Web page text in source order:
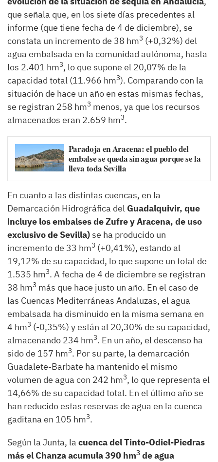
que señala que, en los siete días precedentes al
informe (que tiene fecha de 4 de diciembre), se
constata un incremento de 38 hm3 (+0,32%) del
agua embalsada en la comunidad autónoma, hasta
los 2.401 hm3, lo que supone el 20,07% de la
capacidad total (11.966 hm3). Comparando con la
situación de hace un año en estas mismas fechas,
se registran 258 hm3 menos, ya que los recursos
almacenados eran 2.659 hm3.
Paradoja en Aracena: el pueblo del
embalse se queda sin agua porque se la
lleva toda Sevilla
En cuanto a las distintas cuencas, en la
Demarcación Hidrográfica del Guadalquivir, que
incluye los embalses de Zufre y Aracena, de uso
exclusivo de Sevilla)se ha producido un
incremento de 33 hm3 (+0,41%), estando al
19,12% de su capacidad, lo que supone un total de
1.535 hm3. A fecha de 4 de diciembre se registran
38 hm3 más que hace justo un año. En el caso de
las Cuencas Mediterráneas Andaluzas, el agua
embalsada ha disminuido en la misma semana en
4 hm3 (-0,35%) y están al 20,30% de su capacidad,
almacenando 234 hm3. En un año, el descenso ha
sido de 157 hm3. Por su parte, la demarcación
Guadalete-Barbate ha mantenido el mismo
volumen de agua con 242 hm3, lo que representa el
14,66% de su capacidad total. En el último año se
han reducido estas reservas de agua en la cuenca
gaditana en 105 hm3.
Según la Junta, la cuenca del Tinto-Odiel-Piedras
más el Chanza acumula 390 hm3 de agua